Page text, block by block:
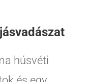
húsvéti